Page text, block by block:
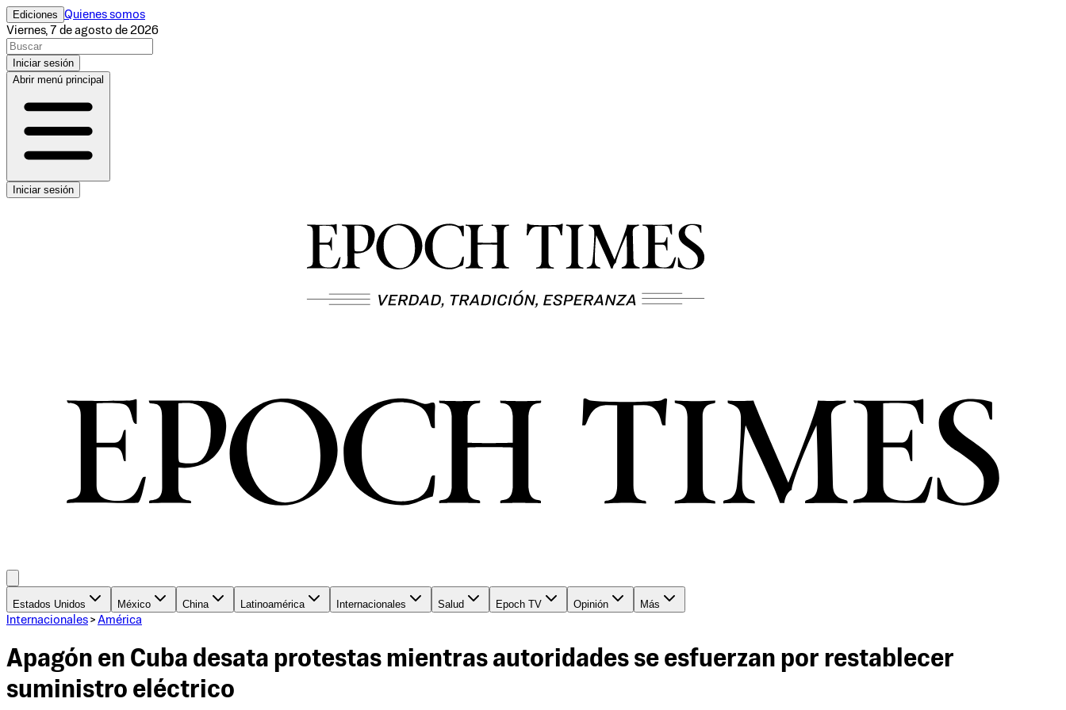
Ediciones Quienes somos
Viernes, 7 de agosto de 2026
Iniciar sesión
Abrir menú principal
Iniciar sesión
Estados Unidos México China Latinoamérica Internacionales Salud Epoch TV Opinión
Más
Internacionales > América
Apagón en Cuba desata protestas mientras autoridades se esfuerzan por restablecer
suministro eléctrico